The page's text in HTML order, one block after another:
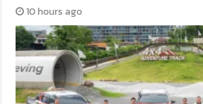
10 hours ago